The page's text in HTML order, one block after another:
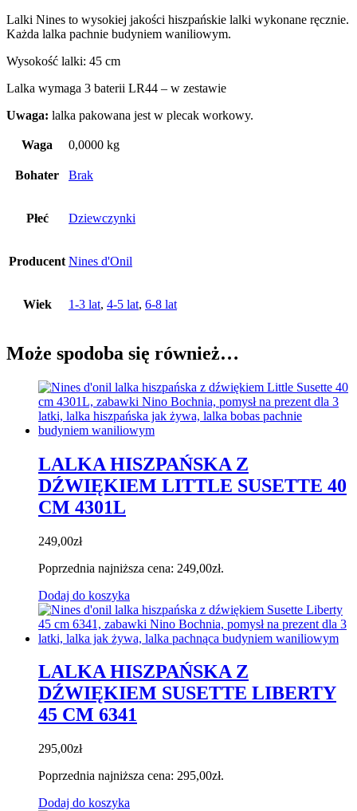
Lalki Nines to wysokiej jakości hiszpańskie lalki wykonane ręcznie.
Każda lalka pachnie budyniem waniliowym.
Wysokość lalki: 45 cm
Lalka wymaga 3 baterii LR44 – w zestawie
Uwaga: lalka pakowana jest w plecak workowy.
Waga 0,0000 kg
Bohater Brak
Płeć Dziewczynki
Producent Nines d'Onil
Wiek 1-3 lat, 4-5 lat, 6-8 lat
Może spodoba się również…
LALKA HISZPAŃSKA Z
DŹWIĘKIEM LITTLE SUSETTE 40
CM 4301L
249,00zł
Poprzednia najniższa cena: 249,00zł.
Dodaj do koszyka
LALKA HISZPAŃSKA Z
DŹWIĘKIEM SUSETTE LIBERTY
45 CM 6341
295,00zł
Poprzednia najniższa cena: 295,00zł.
Dodaj do koszyka